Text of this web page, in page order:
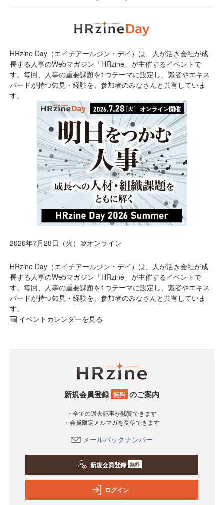
HRzine Day（エイチアールジン・デイ）は、人が活き会社が成
長する人事のWebマガジン「HRzine」が主催するイベントで
す。毎回、人事の重要課題を1つテーマに設定し、識者やエキス
パードが持つ知見・経験を、参加者のみなさんと共有していま
す。
2026年7月28日（火）＠オンライン
HRzine Day（エイチアールジン・デイ）は、人が活き会社が成
長する人事のWebマガジン「HRzine」が主催するイベントで
す。毎回、人事の重要課題を1つテーマに設定し、識者やエキス
パードが持つ知見・経験を、参加者のみなさんと共有していま
す。
イベントカレンダーを見る
新規会員登録 無料 のご案内
・全ての過去記事が閲覧できます
・会員限定メルマガを受信できます
メールバックナンバー
新規会員登録 無料
ログイン